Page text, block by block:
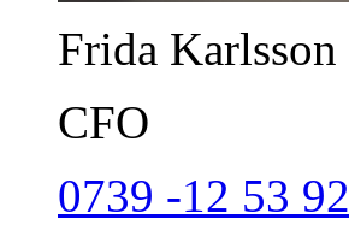
Frida Karlsson
CFO
0739 -12 53 92